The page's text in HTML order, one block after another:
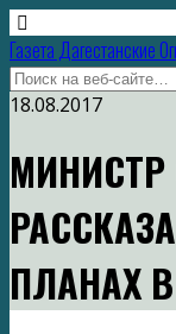
Газета Дагестанские
18.08.2017
ПЛАНАХ